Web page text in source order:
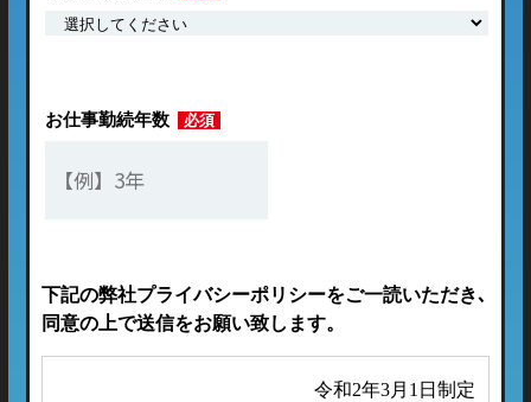
お仕事勤続年数 必須
下記の弊社プライバシーポリシーをご一読いただき､
同意の上で送信をお願い致します。
令和2年3月1日制定